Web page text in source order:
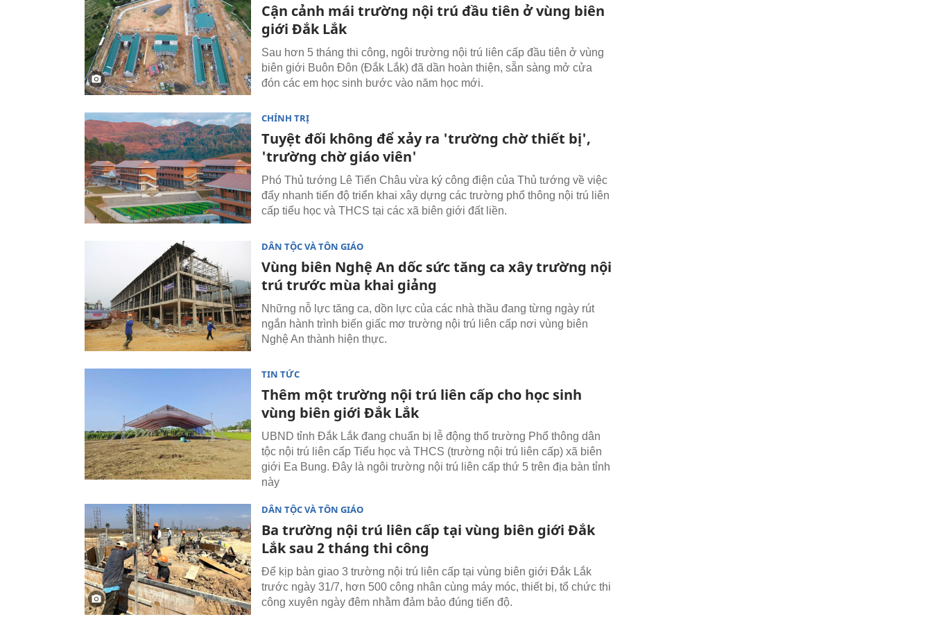
Cận cảnh mái trường nội trú đầu tiên ở vùng biên
giới Đắk Lắk
Sau hơn 5 tháng thi công, ngôi trường nội trú liên cấp đầu tiên ở vùng
biên giới Buôn Đôn (Đắk Lắk) đã dần hoàn thiện, sẵn sàng mở cửa
đón các em học sinh bước vào năm học mới.
CHÍNH TRỊ
Tuyệt đối không để xảy ra 'trường chờ thiết bị',
'trường chờ giáo viên'
Phó Thủ tướng Lê Tiến Châu vừa ký công điện của Thủ tướng về việc
đẩy nhanh tiến độ triển khai xây dựng các trường phổ thông nội trú liên
cấp tiểu học và THCS tại các xã biên giới đất liền.
DÂN TỘC VÀ TÔN GIÁO
Vùng biên Nghệ An dốc sức tăng ca xây trường nội
trú trước mùa khai giảng
Những nỗ lực tăng ca, dồn lực của các nhà thầu đang từng ngày rút
ngắn hành trình biến giấc mơ trường nội trú liên cấp nơi vùng biên
Nghệ An thành hiện thực.
TIN TỨC
Thêm một trường nội trú liên cấp cho học sinh
vùng biên giới Đắk Lắk
UBND tỉnh Đắk Lắk đang chuẩn bị lễ động thổ trường Phổ thông dân
tộc nội trú liên cấp Tiểu học và THCS (trường nội trú liên cấp) xã biên
giới Ea Bung. Đây là ngôi trường nội trú liên cấp thứ 5 trên địa bàn tỉnh
này
DÂN TỘC VÀ TÔN GIÁO
Ba trường nội trú liên cấp tại vùng biên giới Đắk
Lắk sau 2 tháng thi công
Để kịp bàn giao 3 trường nội trú liên cấp tại vùng biên giới Đắk Lắk
trước ngày 31/7, hơn 500 công nhân cùng máy móc, thiết bị, tổ chức thi
công xuyên ngày đêm nhằm đảm bảo đúng tiến độ.